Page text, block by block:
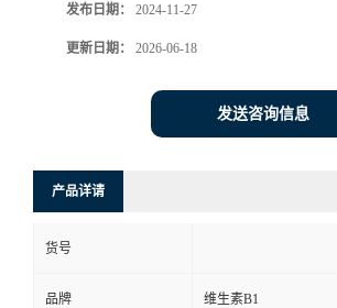
发布日期： 2024-11-27
更新日期： 2026-06-18
发送咨询信息
产品详请
货号
品牌 维生素B1